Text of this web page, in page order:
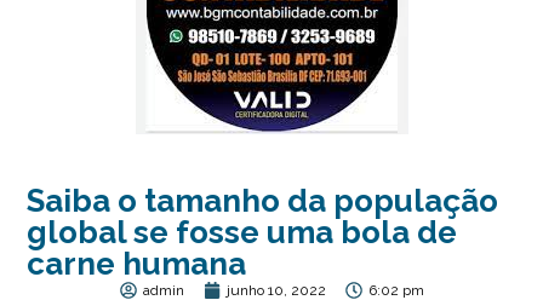
Saiba o tamanho da população
global se fosse uma bola de
carne humana
admin junho 10, 2022 6:02 pm